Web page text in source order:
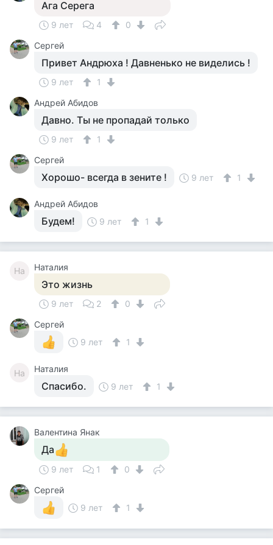
Ага Серега
9 лет 4
0
Сергей
Привет Андрюха ! Давненько не виделись !
9 лет
1
Андрей Абидов
Давно. Ты не пропадай только
9 лет
1
Сергей
Хорошо- всегда в зените ! 9 лет 1
Андрей Абидов
Будем! 9 лет 1
На Наталия
Это жизнь
9 лет 2
0
Сергей
9 лет
1
На Наталия
Спасибо. 9 лет 1
Валентина Янак
Да
9 лет 1
0
Сергей
9 лет
1